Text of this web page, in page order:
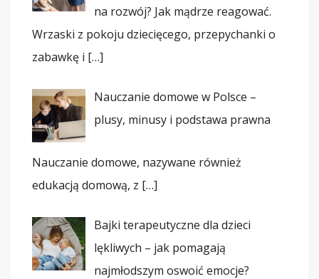
na rozwój? Jak mądrze reagować.
Wrzaski z pokoju dziecięcego, przepychanki o
zabawkę i […]
Nauczanie domowe w Polsce –
plusy, minusy i podstawa prawna
Nauczanie domowe, nazywane również
edukacją domową, z […]
Bajki terapeutyczne dla dzieci
lękliwych – jak pomagają
najmłodszym oswoić emocje?